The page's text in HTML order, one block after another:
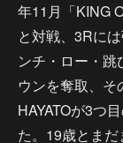
年11月「KING
と対戦、3Rに
ンチ・ロー・
ウンを奪取、
HAYATOが3つ
た。19歳とま